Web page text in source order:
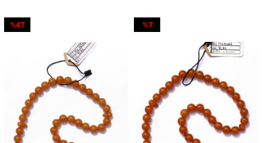
%47
%7